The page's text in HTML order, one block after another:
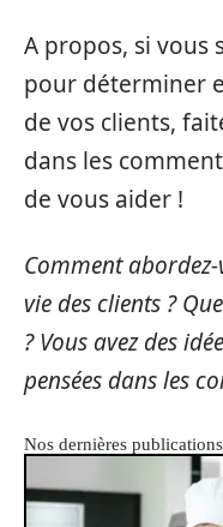
A propos, si vous
pour déterminer
de vos clients,
dans les
de vous aider !
Comment
vie des clients ?
? Vous avez des
pensées dans les
Nos dernières publications